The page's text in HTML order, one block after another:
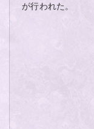
が行われた。